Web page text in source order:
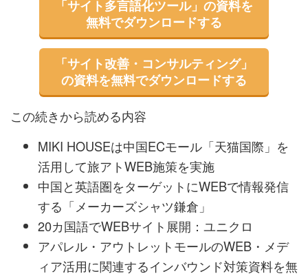
「サイト多言語化ツール」の資料を
無料でダウンロードする
「サイト改善・コンサルティング」
の資料を無料でダウンロードする
この続きから読める内容
MIKI HOUSEは中国ECモール「天猫国際」を
活用して旅アトWEB施策を実施
中国と英語圏をターゲットにWEBで情報発信
する「メーカーズシャツ鎌倉」
20カ国語でWEBサイト展開：ユニクロ
アパレル・アウトレットモールのWEB・メデ
ィア活用に関連するインバウンド対策資料を無